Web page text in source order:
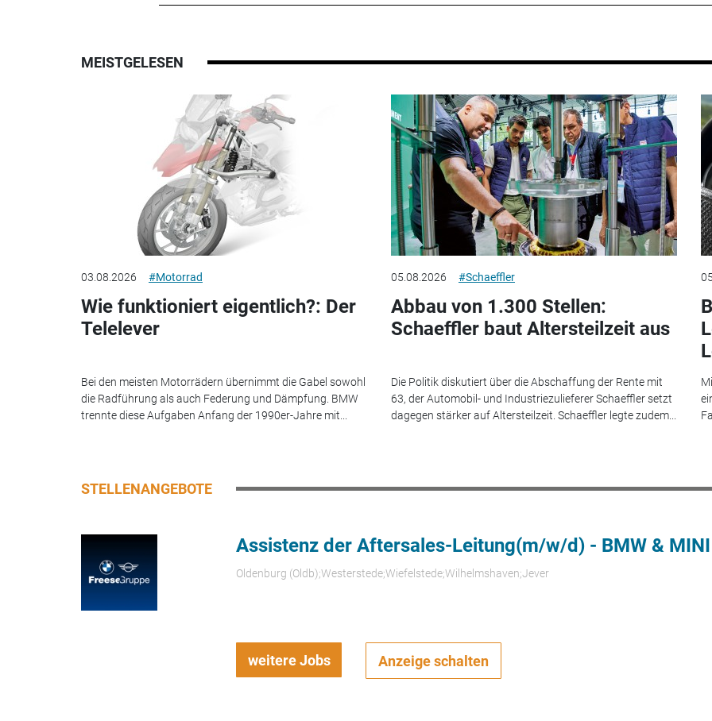
MEISTGELESEN
03.08.2026 #Motorrad
Wie funktioniert eigentlich?: Der
Telelever
Bei den meisten Motorrädern übernimmt die Gabel sowohl
die Radführung als auch Federung und Dämpfung. BMW
trennte diese Aufgaben Anfang der 1990er-Jahre mit...
05.08.2026 #Schaeffler
Abbau von 1.300 Stellen:
Schaeffler baut Altersteilzeit aus
Die Politik diskutiert über die Abschaffung der Rente mit
63, der Automobil- und Industriezulieferer Schaeffler setzt
dagegen stärker auf Altersteilzeit. Schaeffler legte zudem...
STELLENANGEBOTE
Assistenz der Aftersales-Leitung(m/w/d) - BMW & MINI
Oldenburg (Oldb);Westerstede;Wiefelstede;Wilhelmshaven;Jever
weitere Jobs Anzeige schalten